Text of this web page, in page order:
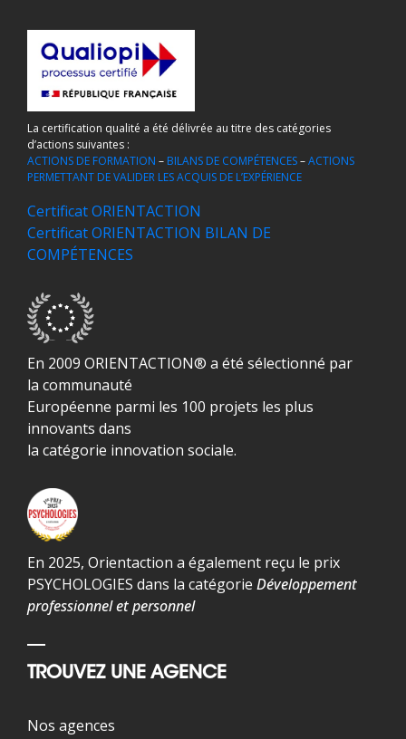
La certification qualité a été délivrée au titre des catégories
d’actions suivantes :
ACTIONS DE FORMATION – BILANS DE COMPÉTENCES–ACTIONS
PERMETTANT DE VALIDER LES ACQUIS DE L’EXPÉRIENCE
Certificat ORIENTACTION
Certificat ORIENTACTION BILAN DE
COMPÉTENCES
En 2009 ORIENTACTION® a été sélectionné par
la communauté
Européenne parmi les 100 projets les plus
innovants dans
la catégorie innovation sociale.
En 2025, Orientaction a également reçu le prix
PSYCHOLOGIES dans la catégorie Développement
professionnel et personnel
TROUVEZ UNE AGENCE
Nos agences